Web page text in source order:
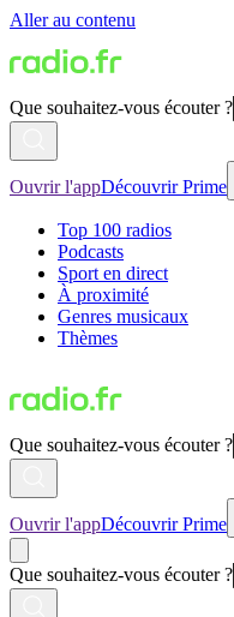
Aller au contenu
Que souhaitez-vous écouter ?
Ouvrir l'appDécouvrir Prime
Top 100 radios
Podcasts
Sport en direct
À proximité
Genres musicaux
Thèmes
Que souhaitez-vous écouter ?
Ouvrir l'appDécouvrir Prime
Que souhaitez-vous écouter ?